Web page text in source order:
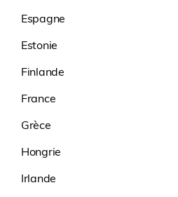
Espagne
Estonie
Finlande
France
Grèce
Hongrie
Irlande